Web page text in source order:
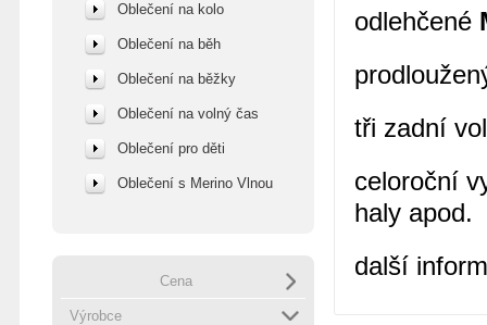
Oblečení na kolo
Oblečení na běh
Oblečení na běžky
Oblečení na volný čas
Oblečení pro děti
Oblečení s Merino Vlnou
Cena
Výrobce
odlehčené
tři zadní
celoroční
haly apod.
další